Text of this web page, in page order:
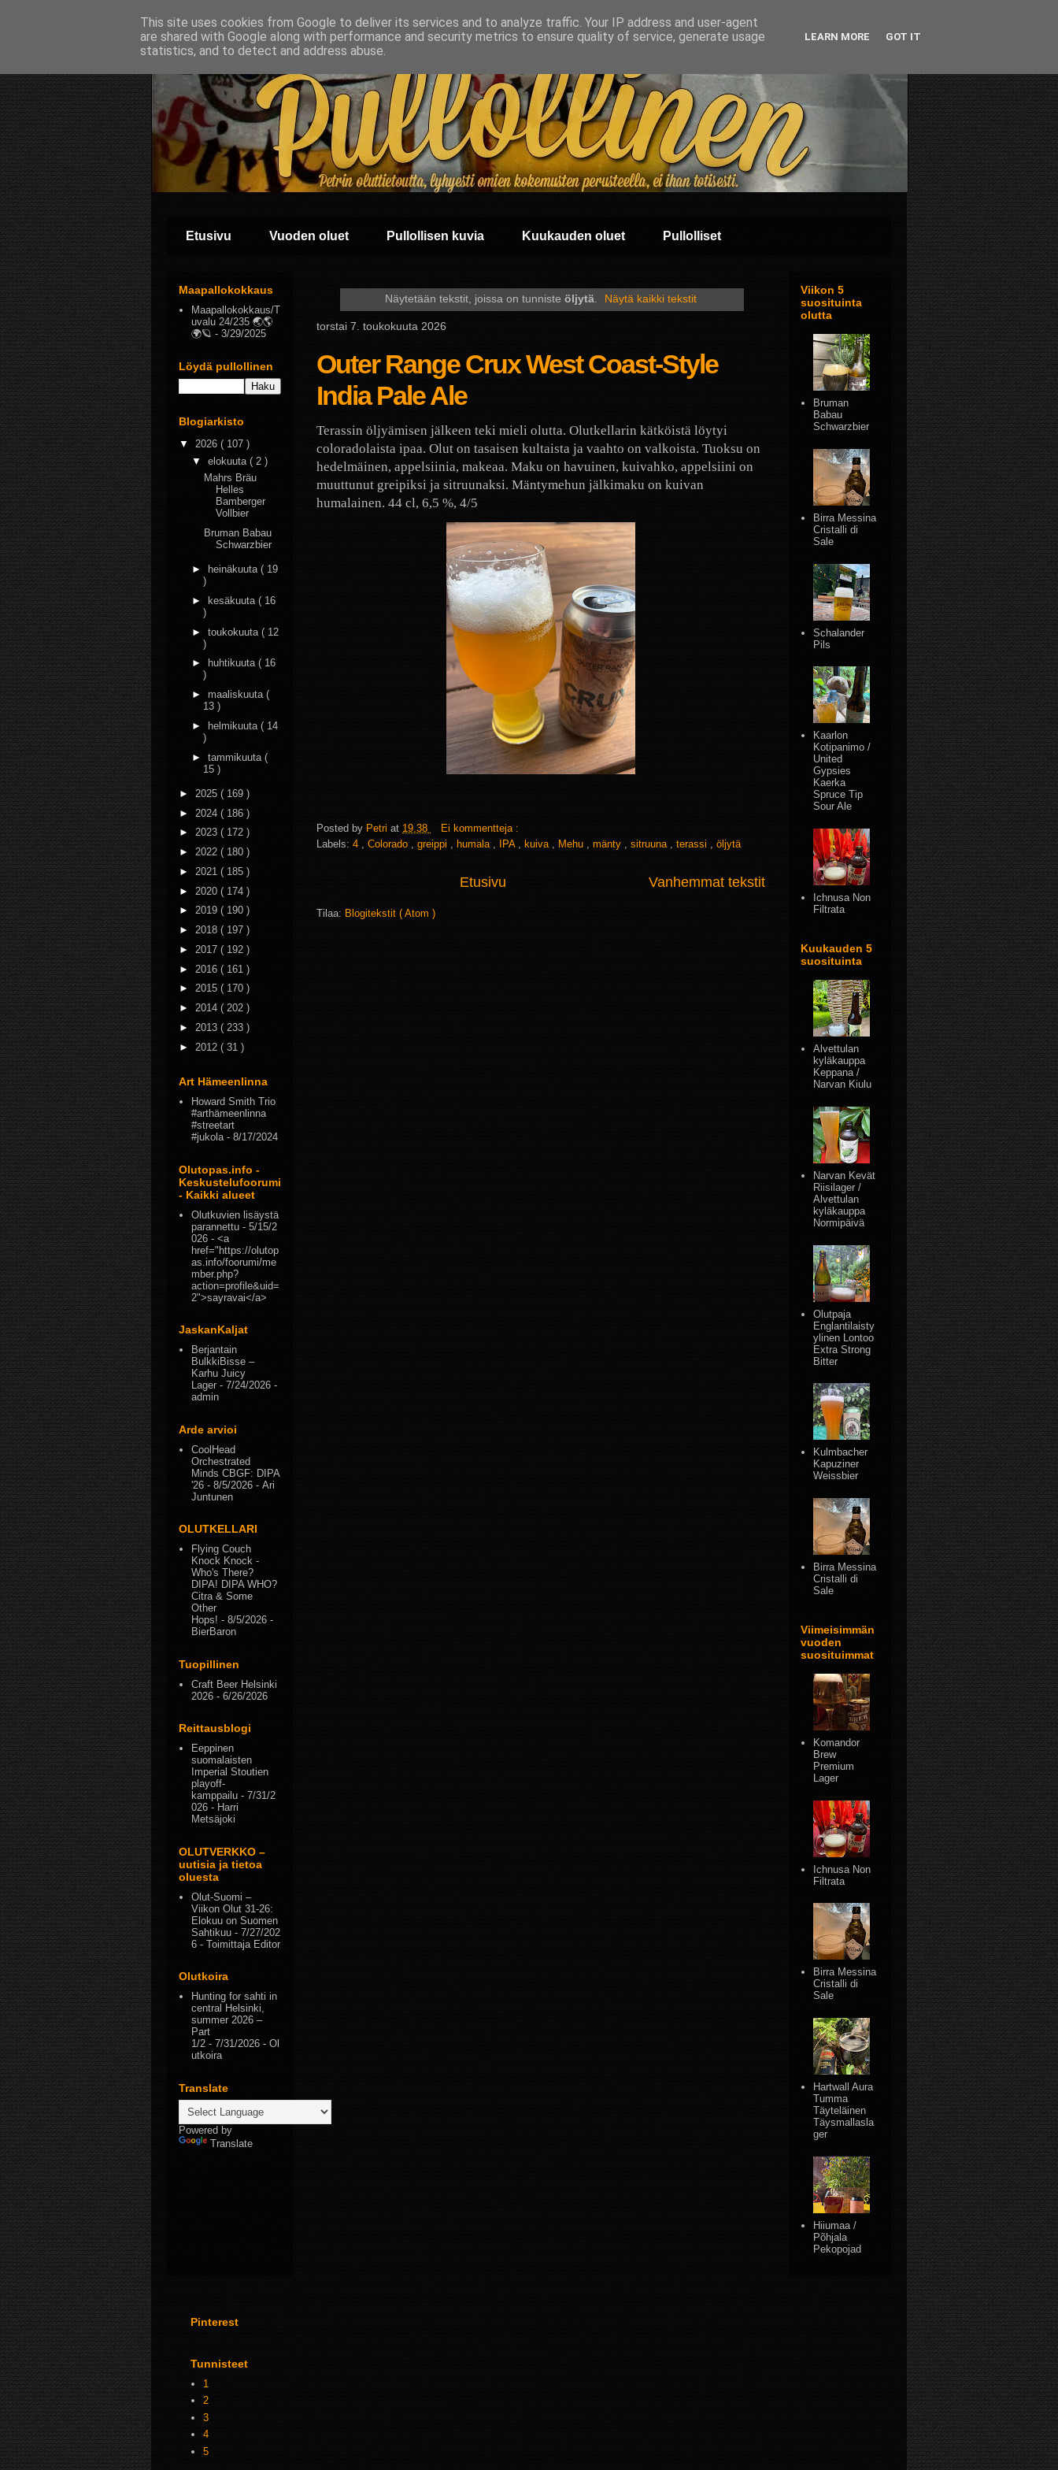
Etusivu Vuoden oluet Pullollisen kuvia Kuukauden oluet Pullolliset
Näytetään tekstit, joissa on tunniste öljytä. Näytä kaikki tekstit
torstai 7. toukokuuta 2026
Outer Range Crux West Coast-Style
India Pale Ale
Terassin öljyämisen jälkeen teki mieli olutta. Olutkellarin kätköistä löytyi
coloradolaista ipaa. Olut on tasaisen kultaista ja vaahto on valkoista. Tuoksu on
hedelmäinen, appelsiinia, makeaa. Maku on havuinen, kuivahko, appelsiini on
muuttunut greipiksi ja sitruunaksi. Mäntymehun jälkimaku on kuivan
humalainen. 44 cl, 6,5 %, 4/5
Posted by Petri at 19.38
Ei kommentteja :
Labels: 4 Colorado greippi humala IPA kuiva Mehu mänty sitruuna terassi öljytä
Vanhemmat tekstit
Etusivu
Tilaa: Blogitekstit ( Atom )
Maapallokokkaus
Maapallokokkaus/T
uvalu 24/235 🌏🌎
🌍🪐 - 3/29/2025
Löydä pullollinen
Blogiarkisto
▼ 2026 ( 107 )
▼ elokuuta ( 2 )
Mahrs Bräu
Helles
Bamberger
Vollbier
Bruman Babau
Schwarzbier
► heinäkuuta ( 19
)
►
kesäkuuta ( 16
)
► toukokuuta ( 12
)
►
huhtikuuta ( 16
)
► maaliskuuta (
13 )
►
helmikuuta ( 14
)
► tammikuuta (
15 )
► 2025 ( 169 )
► 2024 ( 186 )
► 2023 ( 172 )
► 2022 ( 180 )
► 2021 ( 185 )
► 2020 ( 174 )
► 2019 ( 190 )
► 2018 ( 197 )
► 2017 ( 192 )
► 2016 ( 161 )
► 2015 ( 170 )
► 2014 ( 202 )
► 2013 ( 233 )
► 2012 ( 31 )
Art Hämeenlinna
Howard Smith Trio
#arthämeenlinna
#streetart
#jukola- 8/17/2024
Olutopas.info -
Keskustelufoorumi
- Kaikki alueet
Olutkuvien lisäystä
parannettu - 5/15/2
026 - <a
href="https://olutop
as.info/foorumi/me
mber.php?
action=profile&uid=
2">sayravai</a>
JaskanKaljat
Berjantain
BulkkiBisse –
Karhu Juicy
Lager - 7/24/2026 -
admin
Arde arvioi
CoolHead
Orchestrated
Minds CBGF: DIPA
'26 - 8/5/2026 - Ari
Juntunen
OLUTKELLARI
Flying Couch
Knock Knock -
Who's There?
DIPA! DIPA WHO?
Citra & Some
Other
Hops! - 8/5/2026 -
BierBaron
Tuopillinen
Craft Beer Helsinki
2026 - 6/26/2026
Reittausblogi
Eeppinen
suomalaisten
Imperial Stoutien
playoff-
kamppailu - 7/31/2
026 - Harri
Metsäjoki
OLUTVERKKO –
uutisia ja tietoa
oluesta
Olut-Suomi –
Viikon Olut 31-26:
Elokuu on Suomen
Sahtikuu - 7/27/202
6 - Toimittaja Editor
Olutkoira
Hunting for sahti in
central Helsinki,
summer 2026 –
Part
1/2 - 7/31/2026 - Ol
utkoira
Translate
Powered by
Translate
Viikon 5
suosituinta
olutta
Bruman
Babau
Schwarzbier
Birra Messina
Cristalli di
Sale
Schalander
Pils
Kaarlon
Kotipanimo /
United
Gypsies
Kaerka
Spruce Tip
Sour Ale
Ichnusa Non
Filtrata
Kuukauden 5
suosituinta
Alvettulan
kyläkauppa
Keppana /
Narvan Kiulu
Narvan Kevät
Riisilager /
Alvettulan
kyläkauppa
Normipäivä
Olutpaja
Englantilaisty
ylinen Lontoo
Extra Strong
Bitter
Kulmbacher
Kapuziner
Weissbier
Birra Messina
Cristalli di
Sale
Viimeisimmän
vuoden
suosituimmat
Komandor
Brew
Premium
Lager
Ichnusa Non
Filtrata
Birra Messina
Cristalli di
Sale
Hartwall Aura
Tumma
Täyteläinen
Täysmallasla
ger
Hiiumaa /
Põhjala
Pekopojad
Pinterest
Tunnisteet
1
2
3
4
5
This site uses cookies from Google to deliver its services and to analyze traffic. Your IP address and user-agent
are shared with Google along with performance and security metrics to ensure quality of service, generate usage
statistics, and to detect and address abuse.
LEARN MORE GOT IT